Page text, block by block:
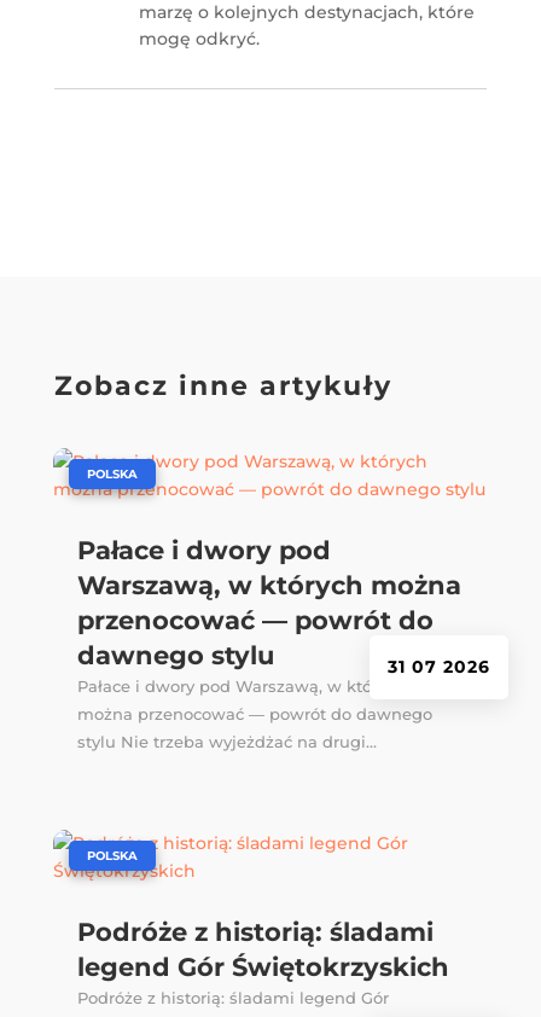
marzę o kolejnych destynacjach, które
mogę odkryć.
Zobacz inne artykuły
Pałace i dwory pod
Warszawą, w których można
przenocować — powrót do
dawnego stylu
31 07 2026
POLSKA
Pałace i dwory pod Warszawą, w których
można przenocować — powrót do dawnego
stylu Nie trzeba wyjeżdżać na drugi...
Podróże z historią: śladami
legend Gór Świętokrzyskich
POLSKA
Podróże z historią: śladami legend Gór